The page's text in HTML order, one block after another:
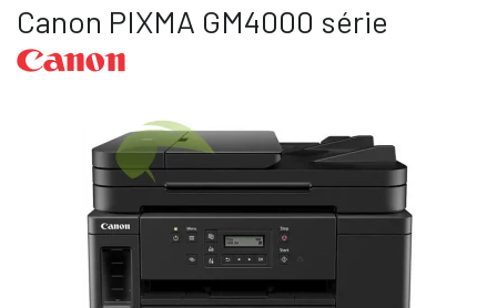
Canon PIXMA GM4000 série